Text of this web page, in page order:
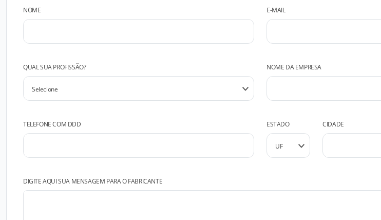
NOME E-MAIL
QUAL SUA PROFISSÃO? NOME DA EMPRESA
TELEFONE COM DDD ESTADO CIDADE
DIGITE AQUI SUA MENSAGEM PARA O FABRICANTE